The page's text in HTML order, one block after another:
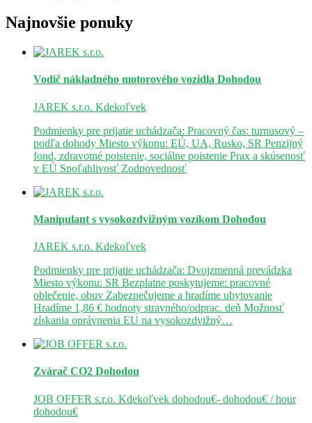
Najnovšie ponuky
Vodič nákladného motorového vozidla Dohodou
JAREK s.r.o. Kdekoľvek
Podmienky pre prijatie uchádzača: Pracovný čas: turnusový –
podľa dohody Miesto výkonu: EÚ, UA, Rusko, SR Penzijný
fond, zdravotné poistenie, sociálne poistenie Prax a skúsenosť
v EÚ Spoľahlivosť Zodpovednosť
Manipulant s vysokozdvižným vozíkom Dohodou
JAREK s.r.o. Kdekoľvek
Podmienky pre prijatie uchádzača: Dvojzmenná prevádzka
Miesto výkonu: SR Bezplatne poskytujeme: pracovné
oblečenie, obuv Zabezpečujeme a hradíme ubytovanie
Hradíme 1,86 € hodnoty stravného/odprac. deň Možnosť
získania oprávnenia EU na vysokozdvižný…
Zvárač CO2 Dohodou
JOB OFFER s.r.o. Kdekoľvek dohodou€- dohodou€ / hour
dohodou€